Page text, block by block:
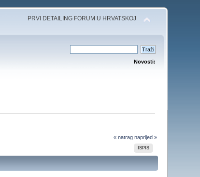
PRVI DETAILING FORUM U HRVATSKOJ
Novosti:
« natrag naprijed »
ISPIS